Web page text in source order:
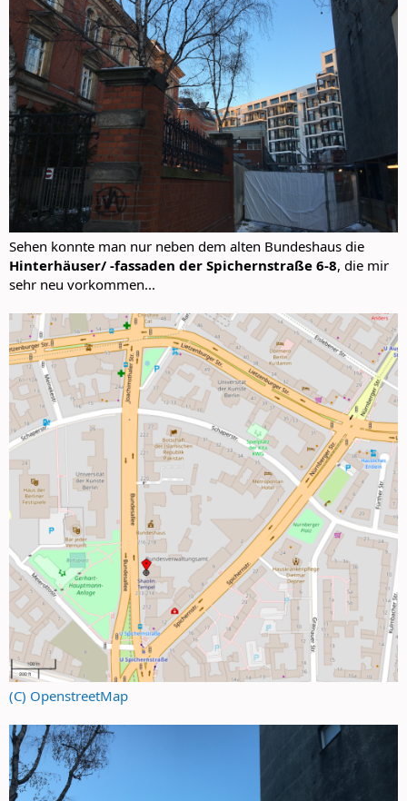
Sehen konnte man nur neben dem alten Bundeshaus die
Hinterhäuser/ -fassaden der Spichernstraße 6-8, die mir
sehr neu vorkommen...
(C) OpenstreetMap